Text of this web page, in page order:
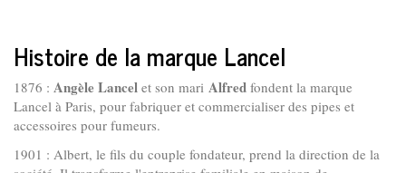
Histoire de la marque Lancel
1876 : Angèle Lancel et son mari Alfred fondent la marque
Lancel à Paris, pour fabriquer et commercialiser des pipes et
accessoires pour fumeurs.
1901 : Albert, le fils du couple fondateur, prend la direction de la